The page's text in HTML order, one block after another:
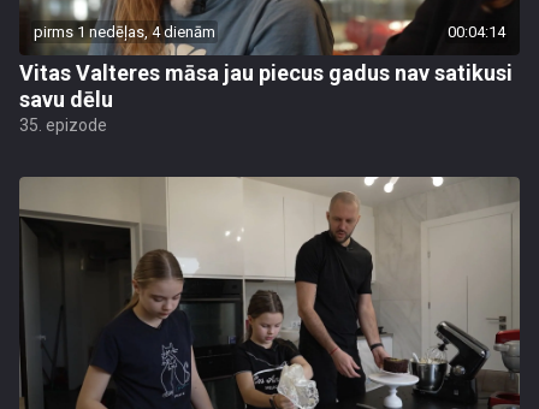
pirms 1 nedēļas, 4 dienām 00:04:14
Vitas Valteres māsa jau piecus gadus nav satikusi
savu dēlu
35. epizode